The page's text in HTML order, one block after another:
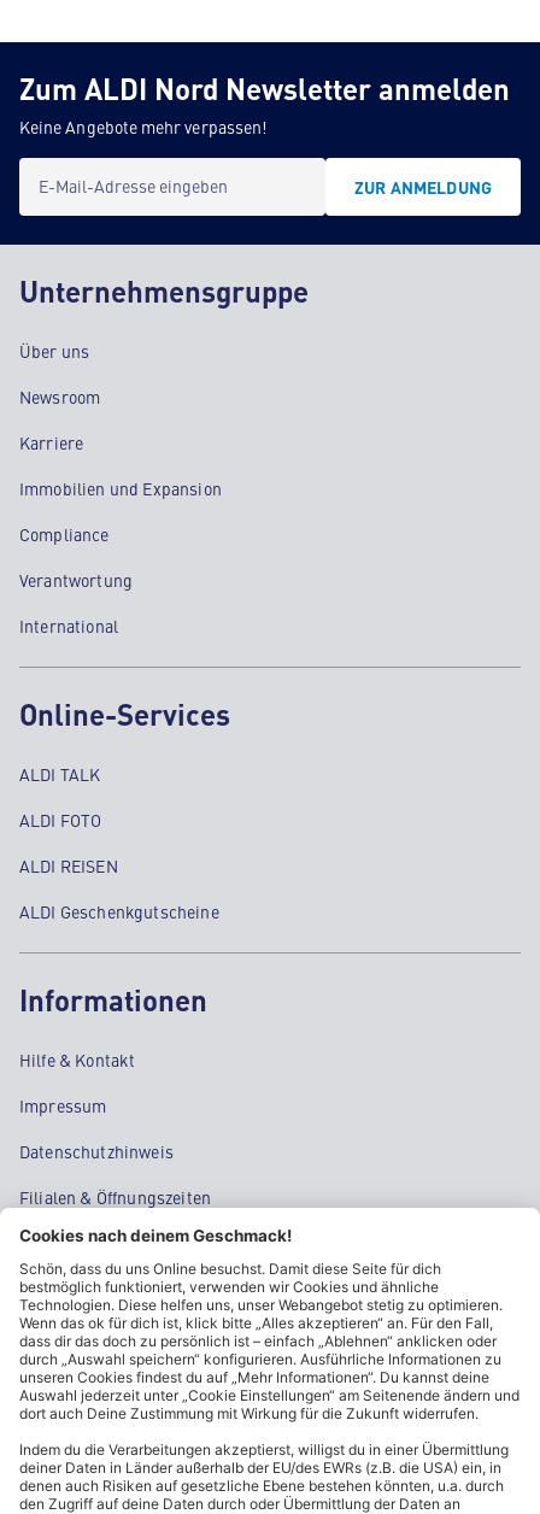
Zum ALDI Nord Newsletter anmelden
Keine Angebote mehr verpassen!
E-Mail-Adresse eingeben ZUR ANMELDUNG
Unternehmensgruppe
Über uns
Newsroom
Karriere
Immobilien und Expansion
Compliance
Verantwortung
International
Online-Services
ALDI TALK
ALDI FOTO
ALDI REISEN
ALDI Geschenkgutscheine
Informationen
Hilfe & Kontakt
Impressum
Datenschutzhinweis
Filialen & Öffnungszeiten
Kontakt
Cookie-Einstellungen
Kundeninformationen
ALDI Nord folgen